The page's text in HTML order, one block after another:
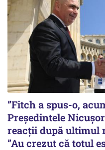
”Fitch a spus-o,
Președintele
reacții după ultimul
”Au crezut că totul